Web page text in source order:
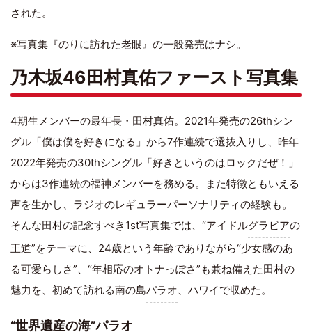
された。
※写真集『のりに訪れた老眼』の一般発売はナシ。
乃木坂46田村真佑ファースト写真集
4期生メンバーの最年長・田村真佑。2021年発売の26thシン
グル「僕は僕を好きになる」から7作連続で選抜入りし、昨年
2022年発売の30thシングル「好きというのはロックだぜ！」
からは3作連続の福神メンバーを務める。また特徴ともいえる
声を生かし、ラジオのレギュラーパーソナリティの経験も。
そんな田村の記念すべき1st写真集では、“アイドルグラビアの
王道”をテーマに、24歳という年齢でありながら“少女感のあ
る可愛らしさ”、“年相応のオトナっぽさ”も兼ね備えた田村の
魅力を、初めて訪れる南の島パラオ、ハワイで収めた。
“世界遺産の海”パラオ